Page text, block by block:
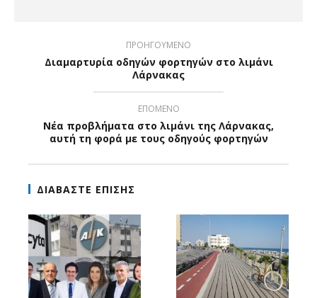
ΠΡΟΗΓΟΥΜΕΝΟ
Διαμαρτυρία οδηγών φορτηγών στο λιμάνι
Λάρνακας
ΕΠΟΜΕΝΟ
Νέα προβλήματα στο λιμάνι της Λάρνακας,
αυτή τη φορά με τους οδηγούς φορτηγών
ΔΙΑΒΑΣΤΕ ΕΠΙΣΗΣ